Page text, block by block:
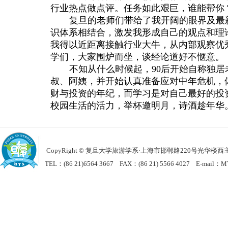
行业热点做点评。任务如此艰巨，谁能帮你
复旦的老师们带给了我开阔的眼界及
识体系相结合，激发我形成自己的观点和
我得以近距离接触行业大牛，从内部观察
学们，大家围炉而坐，谈经论道好不惬意。
不知从什么时候起，90后开始自称独
叔、阿姨，并开始认真准备应对中年危机
财与投资的年纪，而学习是对自己最好的投
校园生活的活力，举杯邀明月，诗酒趁年华
CopyRight © 复旦大学旅游学系·上海市邯郸路220号光华楼西
TEL：(86 21)6564 3667 FAX：(86 21) 5566 4027 E-mail：